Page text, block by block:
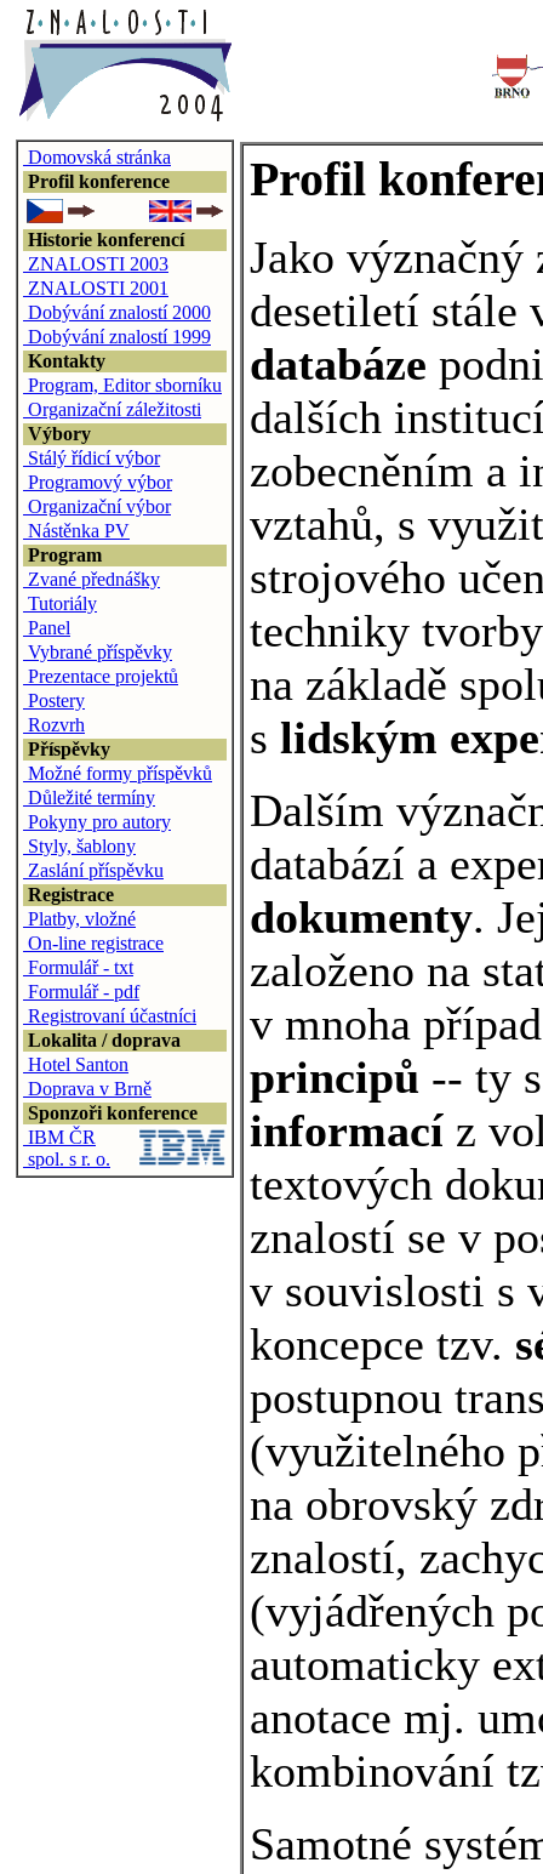
Domovská stránka
Profil konference
Historie konferencí
ZNALOSTI 2003
ZNALOSTI 2001
Dobývání znalostí 2000
Dobývání znalostí 1999
Kontakty
Program, Editor sborníku
Organizační záležitosti
Výbory
Stálý řídicí výbor
Programový výbor
Organizační výbor
Nástěnka PV
Program
Zvané přednášky
Tutoriály
Panel
Vybrané příspěvky
Prezentace projektů
Postery
Rozvrh
Příspěvky
Možné formy příspěvků
Důležité termíny
Pokyny pro autory
Styly, šablony
Zaslání příspěvku
Registrace
Platby, vložné
On-line registrace
Formulář - txt
Formulář - pdf
Registrovaní účastníci
Lokalita / doprava
Hotel Santon
Doprava v Brně
Sponzoři konference
IBM ČR
spol. s r. o.
Profil
Jako
desetiletí stále
databáze
dalších
zobecněním a
vztahů, s
strojového
techniky
na základě
s lidským
Dalším
databází a
dokumenty.
založeno na
v mnoha
principů -- ty
informací z
textových
znalostí se v
v souvislosti s
koncepce tzv.
postupnou
(využitelného
na obrovský
znalostí,
(vyjádřených
automaticky
anotace mj.
kombinování
Samotné